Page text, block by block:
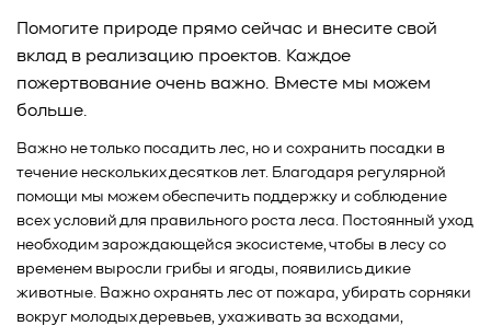
Помогите природе прямо сейчас и внесите свой
вклад в реализацию проектов. Каждое
пожертвование очень важно. Вместе мы можем
больше.
Важно не только посадить лес, но и сохранить посадки в
течение нескольких десятков лет. Благодаря регулярной
помощи мы можем обеспечить поддержку и соблюдение
всех условий для правильного роста леса. Постоянный уход
необходим зарождающейся экосистеме, чтобы в лесу со
временем выросли грибы и ягоды, появились дикие
животные. Важно охранять лес от пожара, убирать сорняки
вокруг молодых деревьев, ухаживать за всходами,